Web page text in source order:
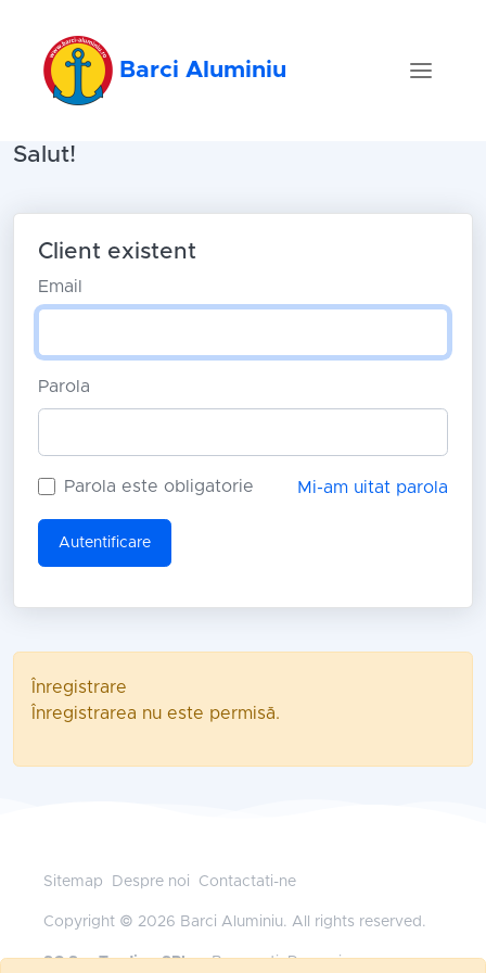
Barci Aluminiu
Salut!
Client existent
Email
Parola
Parola este obligatorie Mi-am uitat parola
Autentificare
Înregistrare
Înregistrarea nu este permisă.
Sitemap Despre noi Contactati-ne
Copyright © 2026 Barci Aluminiu. All rights reserved.
SC Sys Trading SRL— Bucuresti, Romania